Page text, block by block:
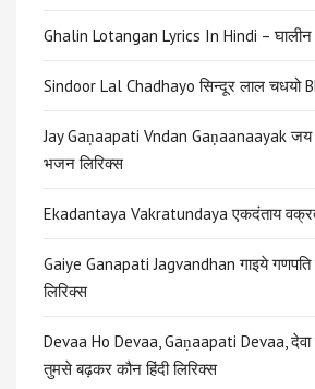
Ghalin Lotangan Lyrics In Hindi – घालीन
Sindoor Lal Chadhayo सिन्दूर लाल चधयो
Jay Gaṇaapati Vndan Gaṇaanaayak
भजन लिरिक्स
Ekadantaya Vakratundaya एकदंताय
Gaiye Ganapati Jagvandhan गाइये
लिरिक्स
​​Devaa Ho Devaa, Gaṇaapati Devaa, देवा
तुमसे बढ़कर कौन हिंदी लिरिक्स